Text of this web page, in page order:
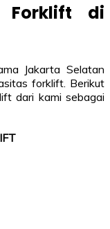
Forklift di
Jakarta Selatan
forklift. Berikut
dari kami sebagai